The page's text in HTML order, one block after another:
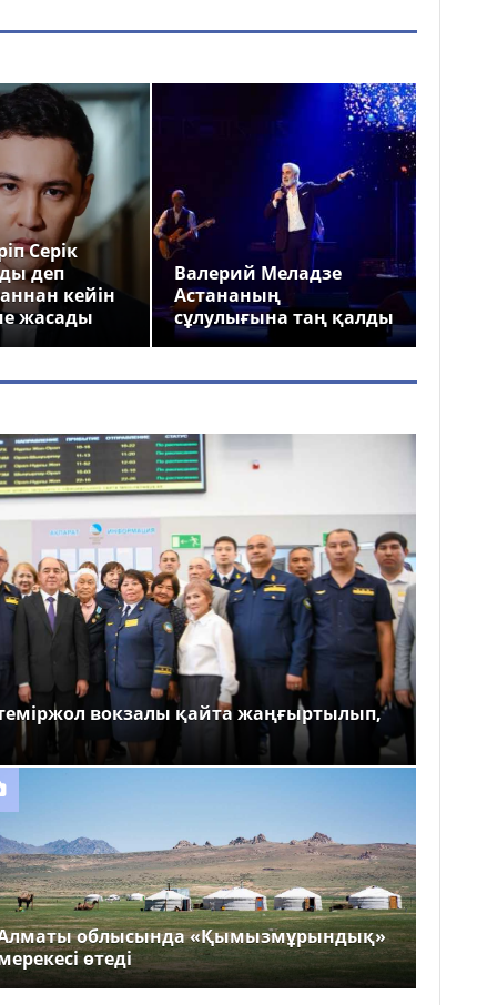
Серік
деп
кейін
жасады
Валерий Меладзе
Астананың
сұлулығына таң қалды
вокзалы қайта жаңғыртылып,
облысында «Қымызмұрындық»
өтеді